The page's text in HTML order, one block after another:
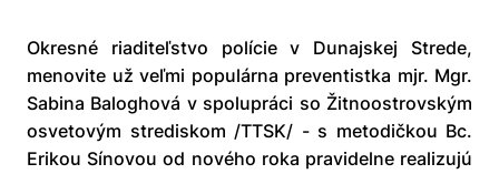
Okresné riaditeľstvo polície v Dunajskej Strede,
menovite už veľmi populárna preventistka mjr. Mgr.
Sabina Baloghová v spolupráci so Žitnoostrovským
osvetovým strediskom /TTSK/ - s metodičkou Bc.
Erikou Sínovou od nového roka pravidelne realizujú